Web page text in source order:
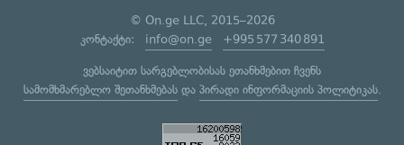
© On.ge LLC, 2015–2026
კონტაქტი: info@on.ge +995 577 340 891
ვებსაიტით სარგებლობისას ეთანხმებით ჩვენს
სამომხმარებლო შეთანხმებასდა პირადი ინფორმაციის პოლიტიკას.